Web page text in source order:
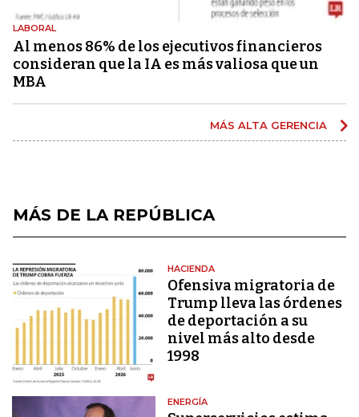
LABORAL
Al menos 86% de los ejecutivos financieros
consideran que la IA es más valiosa que un
MBA
MÁS ALTA GERENCIA
MÁS DE LA REPÚBLICA
HACIENDA
Ofensiva migratoria de
Trump lleva las órdenes
de deportación a su
nivel más alto desde
1998
ENERGÍA